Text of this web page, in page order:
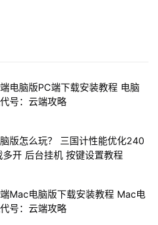
电脑版PC端下载安装教程 电脑
号：云端攻略
版怎么玩？ 三国计性能优化240
多开 后台挂机 按键设置教程
Mac电脑版下载安装教程 Mac电
号：云端攻略